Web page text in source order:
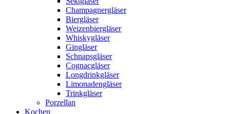
Champagnergläser
Biergläser
Weizenbiergläser
Whiskygläser
Gingläser
Schnapsgläser
Cognacgläser
Longdrinkgläser
Limonadengläser
Trinkgläser
Porzellan
Kochen